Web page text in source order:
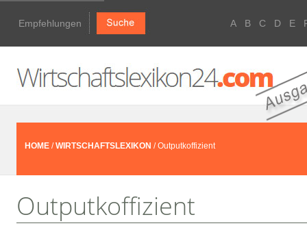
Empfehlungen A B C D E
HOME /WIRTSCHAFTSLEXIKON / Outputkoffizient
Outputkoffizient